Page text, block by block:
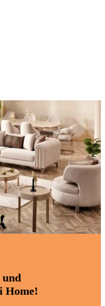
und
Home!